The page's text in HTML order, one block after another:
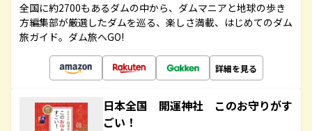
全国に約2700もあるダムの中から、ダムマニアと地球の歩き
方編集部が厳選したダムを巡る、楽しさ満載、はじめてのダム
旅ガイド。ダム旅へGO!
詳細を見る
日本全国 開運神社 このお守りがす
ごい！